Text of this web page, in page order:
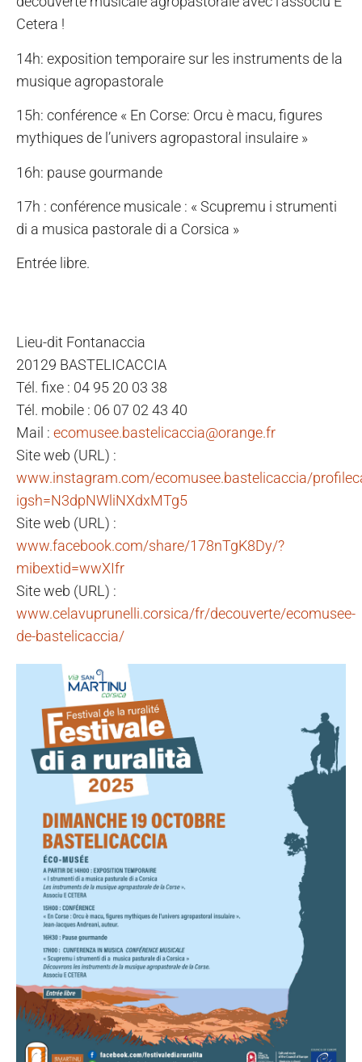
Cetera !
14h: exposition temporaire sur les instruments de la
musique agropastorale
15h: conférence « En Corse: Orcu è macu, figures
mythiques de l’univers agropastoral insulaire »
16h: pause gourmande
17h : conférence musicale : « Scupremu i strumenti
di a musica pastorale di a Corsica »
Entrée libre.
Lieu-dit Fontanaccia
20129 BASTELICACCIA
Tél. fixe : 04 95 20 03 38
Tél. mobile : 06 07 02 43 40
Mail : ecomusee.bastelicaccia@orange.fr
Site web (URL) :
www.instagram.com/ecomusee.bastelicaccia/
igsh=N3dpNWliNXdxMTg5
Site web (URL) :
www.facebook.com/share/178nTgK8Dy/?
mibextid=wwXIfr
Site web (URL) :
www.celavuprunelli.corsica/fr/decouverte/ecomusee-
de-bastelicaccia/